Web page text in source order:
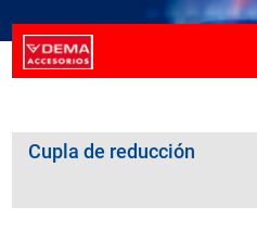
CATEGORÍAS
Cupla de reducción